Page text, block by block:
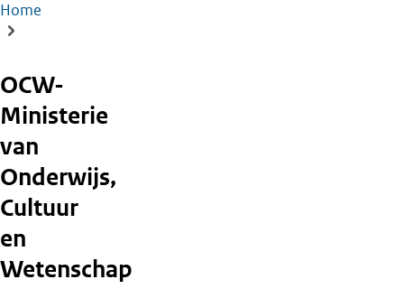
Kruimelpad
Home
OCW-
Ministerie
van
Onderwijs,
Cultuur
en
Wetenschap